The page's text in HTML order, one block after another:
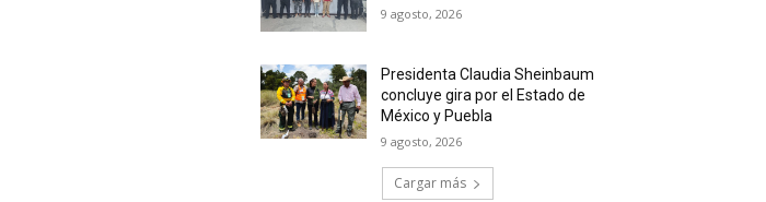
9 agosto, 2026
Presidenta Claudia Sheinbaum
concluye gira por el Estado de
México y Puebla
9 agosto, 2026
Cargar más